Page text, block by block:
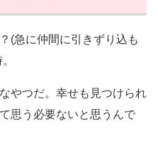
(急に仲間に引きずり込も
やつだ。幸せも見つけられ
思う必要ないと思うんで